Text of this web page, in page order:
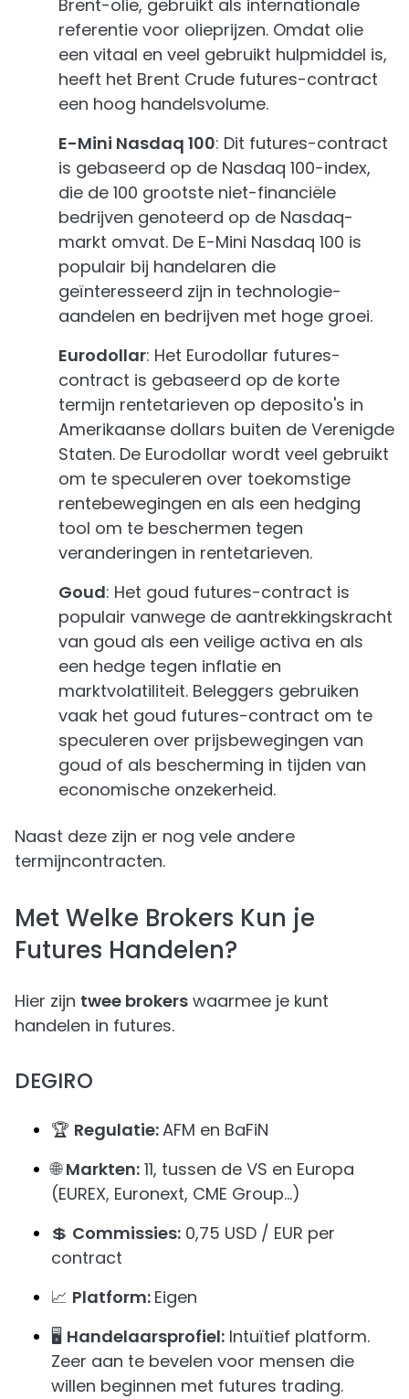
Brent-olie, gebruikt als internationale
referentie voor olieprijzen. Omdat olie
een vitaal en veel gebruikt hulpmiddel is,
heeft het Brent Crude futures-contract
een hoog handelsvolume.
E-Mini Nasdaq 100: Dit futures-contract
is gebaseerd op de Nasdaq 100-index,
die de 100 grootste niet-financiële
bedrijven genoteerd op de Nasdaq-
markt omvat. De E-Mini Nasdaq 100 is
populair bij handelaren die
geïnteresseerd zijn in technologie-
aandelen en bedrijven met hoge groei.
Eurodollar: Het Eurodollar futures-
contract is gebaseerd op de korte
termijn rentetarieven op deposito's in
Amerikaanse dollars buiten de Verenigde
Staten. De Eurodollar wordt veel gebruikt
om te speculeren over toekomstige
rentebewegingen en als een hedging
tool om te beschermen tegen
veranderingen in rentetarieven.
Goud: Het goud futures-contract is
populair vanwege de aantrekkingskracht
van goud als een veilige activa en als
een hedge tegen inflatie en
marktvolatiliteit. Beleggers gebruiken
vaak het goud futures-contract om te
speculeren over prijsbewegingen van
goud of als bescherming in tijden van
economische onzekerheid.
Naast deze zijn er nog vele andere
termijncontracten.
Met Welke Brokers Kun je
Futures Handelen?
Hier zijn twee brokers waarmee je kunt
handelen in futures.
DEGIRO
🏆 Regulatie:AFM en BaFiN
🌐Markten: 11, tussen de VS en Europa
(EUREX, Euronext, CME Group…)
💲 Commissies: 0,75 USD / EUR per
contract
📈 Platform: Eigen
🖥️ Handelaarsprofiel: Intuïtief platform.
Zeer aan te bevelen voor mensen die
willen beginnen met futures trading.